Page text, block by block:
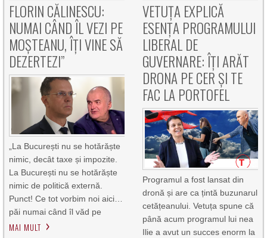
FLORIN CĂLINESCU:
NUMAI CÂND ÎL VEZI PE
MOȘTEANU, ÎȚI VINE SĂ
DEZERTEZI”
„La București nu se hotărăște
nimic, decât taxe și impozite.
La București nu se hotărăște
nimic de politică externă.
Punct! Ce tot vorbim noi aici…
păi numai când îl văd pe
MAI MULT
VETUȚA EXPLICĂ
ESENȚA PROGRAMULUI
LIBERAL DE
GUVERNARE: ÎȚI ARĂT
DRONA PE CER ȘI TE
FAC LA PORTOFEL
Programul a fost lansat din
dronă și are ca țintă buzunarul
cetățeanului. Vetuța spune că
până acum programul lui nea
Ilie a avut un succes enorm la